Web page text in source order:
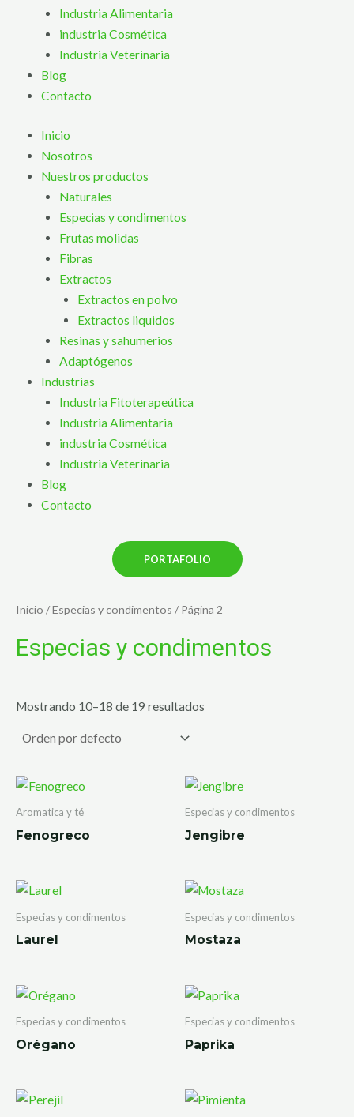
Industria Alimentaria
industria Cosmética
Industria Veterinaria
Blog
Contacto
Inicio
Nosotros
Nuestros productos
Naturales
Especias y condimentos
Frutas molidas
Fibras
Extractos
Extractos en polvo
Extractos liquidos
Resinas y sahumerios
Adaptógenos
Industrias
Industria Fitoterapeútica
Industria Alimentaria
industria Cosmética
Industria Veterinaria
Blog
Contacto
PORTAFOLIO
Inicio /Especias y condimentos / Página 2
Especias y condimentos
Mostrando 10–18 de 19 resultados
Aromatica y té
Fenogreco
Especias y condimentos
Jengibre
Especias y condimentos
Laurel
Especias y condimentos
Mostaza
Especias y condimentos
Orégano
Especias y condimentos
Paprika